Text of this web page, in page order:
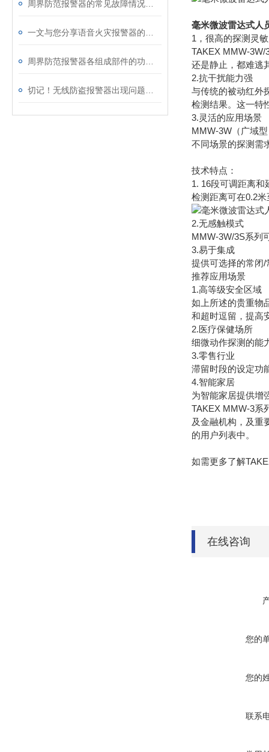
毫米微波雷达式人
1，很高的探测灵
TAKEX MMW-
还是静止，都难逃
2.抗干扰能力强
与传统的被动红外
检测结果。这一特
3.灵活的应用场景
MMW-3W（广域
不同场景的探测需
技术特点：
1. 16段可调距离和
检测距离可在0.2
2.无感触模式
MMW-3W/3S系列
3.易于集成
提供可选择的常闭
推荐应用场景
1.高等级安全区域
如上所述的贵重物
和超时逗留，提高
2.医疗保健场所
细微动作探测的能
3.零售行业
滞留时段的设定功
4.智能家居
为智能家居提供增
TAKEX MMW-3系
及金融机构，及重
的用户列表中。
如需更多了解
在线咨询
您的
您的
联系